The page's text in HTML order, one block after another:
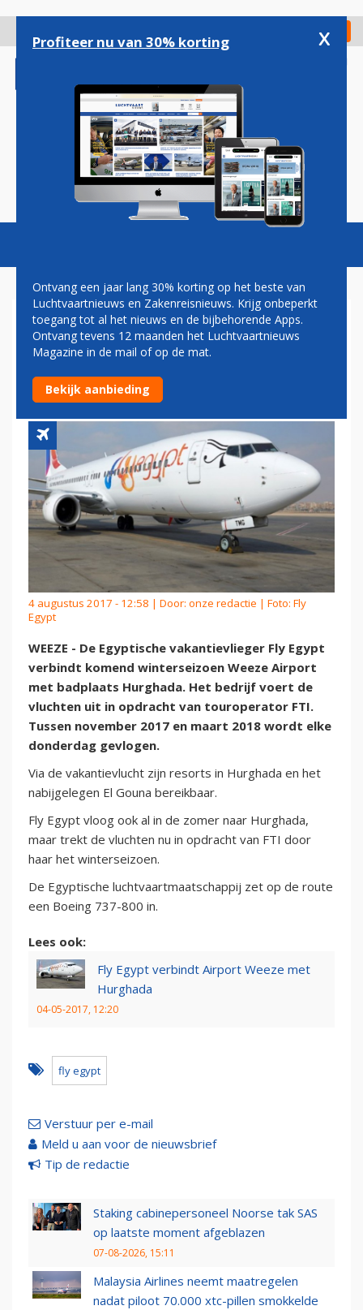
gaan
Check in
Magazine Podcasts Vacatures
FLY EGYPT IN DE WINTER
VAN WEEZE NAAR
HURGHADA
4 augustus 2017 - 12:58 | Door: onze redactie | Foto: Fly
Egypt
WEEZE - De Egyptische vakantievlieger Fly Egypt
verbindt komend winterseizoen Weeze Airport
met badplaats Hurghada. Het bedrijf voert de
vluchten uit in opdracht van touroperator FTI.
Tussen november 2017 en maart 2018 wordt elke
donderdag gevlogen.
Via de vakantievlucht zijn resorts in Hurghada en het
nabijgelegen El Gouna bereikbaar.
Fly Egypt vloog ook al in de zomer naar Hurghada,
maar trekt de vluchten nu in opdracht van FTI door
haar het winterseizoen.
De Egyptische luchtvaartmaatschappij zet op de route
een Boeing 737-800 in.
Lees ook:
Fly Egypt verbindt Airport Weeze met
Hurghada
04-05-2017, 12:20
fly egypt
Verstuur per e-mail
Meld u aan voor de nieuwsbrief
Tip de redactie
Staking cabinepersoneel Noorse tak SAS
op laatste moment afgeblazen
07-08-2026, 15:11
Malaysia Airlines neemt maatregelen
nadat piloot 70.000 xtc-pillen smokkelde
Profiteer nu van 30% korting x
Ontvang een jaar lang 30% korting op het beste van
Luchtvaartnieuws en Zakenreisnieuws. Krijg onbeperkt
toegang tot al het nieuws en de bijbehorende Apps.
Ontvang tevens 12 maanden het Luchtvaartnieuws
Magazine in de mail of op de mat.
Bekijk aanbieding